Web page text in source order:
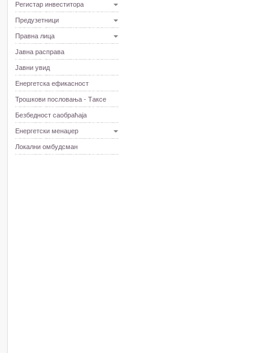
Регистар инвеститора
Предузетници
Правна лица
Јавна расправа
Јавни увид
Енергетска ефикасност
Трошкови пословања - Таксе
Безбедност саобраћаја
Енергетски менаџер
Локални омбудсман